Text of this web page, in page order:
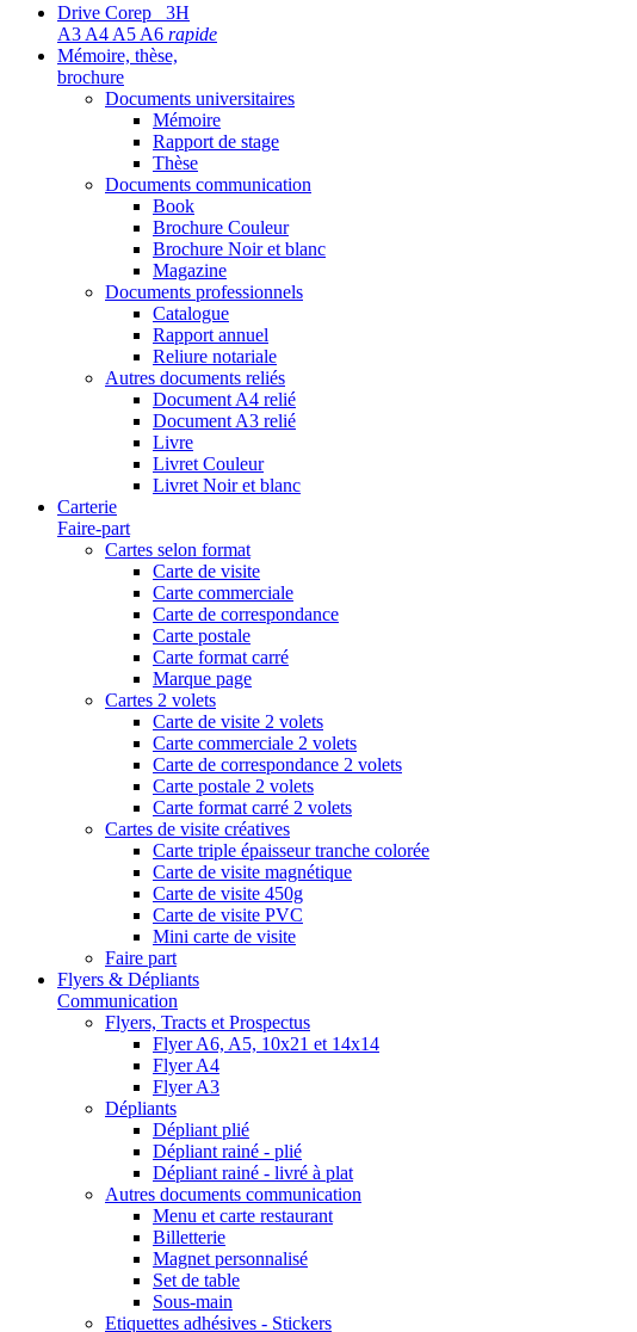
Drive Corep 3H
A3 A4 A5 A6 rapide
Mémoire, thèse,
brochure
Documents universitaires
Mémoire
Rapport de stage
Thèse
Documents communication
Book
Brochure Couleur
Brochure Noir et blanc
Magazine
Documents professionnels
Catalogue
Rapport annuel
Reliure notariale
Autres documents reliés
Document A4 relié
Document A3 relié
Livre
Livret Couleur
Livret Noir et blanc
Carterie
Faire-part
Cartes selon format
Carte de visite
Carte commerciale
Carte de correspondance
Carte postale
Carte format carré
Marque page
Cartes 2 volets
Carte de visite 2 volets
Carte commerciale 2 volets
Carte de correspondance 2 volets
Carte postale 2 volets
Carte format carré 2 volets
Cartes de visite créatives
Carte triple épaisseur tranche colorée
Carte de visite magnétique
Carte de visite 450g
Carte de visite PVC
Mini carte de visite
Faire part
Flyers & Dépliants
Communication
Flyers, Tracts et Prospectus
Flyer A6, A5, 10x21 et 14x14
Flyer A4
Flyer A3
Dépliants
Dépliant plié
Dépliant rainé - plié
Dépliant rainé - livré à plat
Autres documents communication
Menu et carte restaurant
Billetterie
Magnet personnalisé
Set de table
Sous-main
Etiquettes adhésives - Stickers